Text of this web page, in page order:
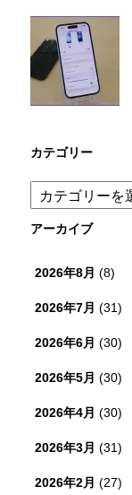
カテゴリー
テ
ゴ
アーカイブ
2026年8月 (8)
2026年7月 (31)
2026年6月 (30)
2026年5月 (30)
2026年4月 (30)
2026年3月 (31)
2026年2月 (27)